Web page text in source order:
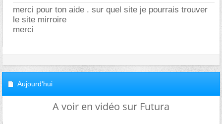
merci pour ton aide . sur quel site je pourrais trouver
le site mirroire
merci
Aujourd'hui
A voir en vidéo sur Futura